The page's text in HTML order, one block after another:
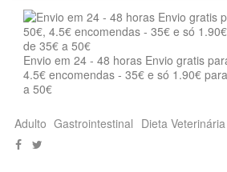
Envio em 24 - 48 horas Envio gratis
4.5€ encomendas - 35€ e só 1.90€
a 50€
Adulto Gastrointestinal Dieta Veterinária